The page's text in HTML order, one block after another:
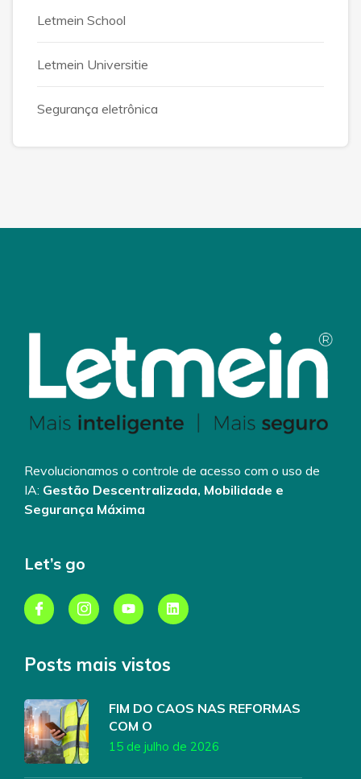
Letmein School
Letmein Universitie
Segurança eletrônica
Revolucionamos o controle de acesso com o uso de
IA: Gestão Descentralizada, Mobilidade e
Segurança Máxima
Let’s go
Posts mais vistos
FIM DO CAOS NAS REFORMAS
COM O
15 de julho de 2026